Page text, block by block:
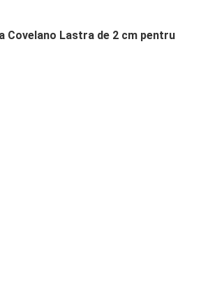
Covelano Lastra de 2 cm pentru